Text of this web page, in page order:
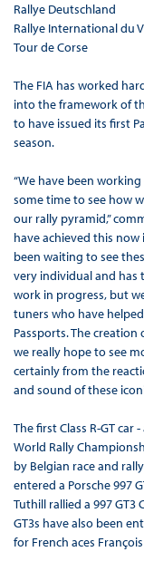
Rallye Deutschland
Rallye International du
Tour de Corse
The FIA has worked
into the framework of
to have issued its first
season.
“We have been
some time to see how
our rally pyramid,”
have achieved this
been waiting to see
very individual and has
work in progress, but
tuners who have
Passports. The
we really hope to see
certainly from the
and sound of these
The first Class R-GT car
World Rally
by Belgian race and
entered a Porsche 997
Tuthill rallied a 997 GT3
GT3s have also been
for French aces